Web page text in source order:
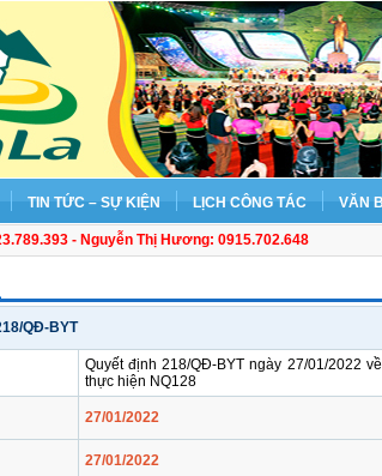
TIN TỨC – SỰ KIỆN LỊCH CÔNG TÁC VĂN
- Nguyễn Thị Hương: 0915.702.648
QĐ-BYT
Quyết định 218/QĐ-BYT ngày 27/01/2022
thực hiện NQ128
27/01/2022
27/01/2022